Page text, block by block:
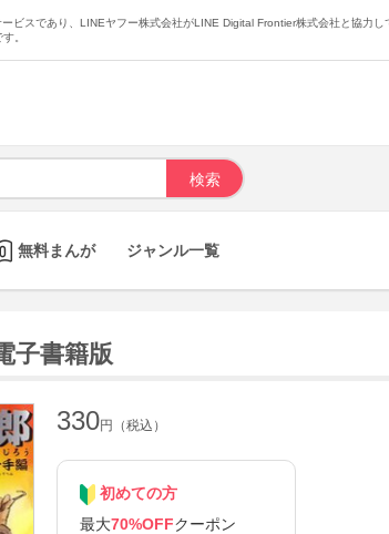
ビスであり、LINEヤフー株式会社がLINE Digital Frontier株式会社と協力し
。
無料まんが ジャンル一覧
子書籍版
330円（税込）
初めての方
最大70%OFFクーポン